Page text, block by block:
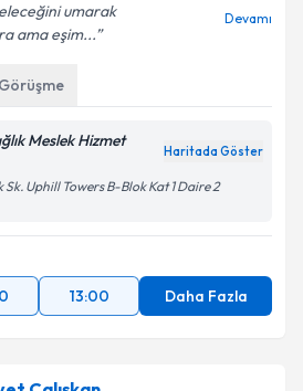
umarak
ama eşim...
Devamı
Meslek Hizmet
Haritada Göster
Uphill Towers B-Blok Kat 1 Daire 2
13:00 Daha Fazla